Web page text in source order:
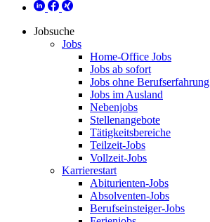
Jobsuche
Jobs
Home-Office Jobs
Jobs ab sofort
Jobs ohne Berufserfahrung
Jobs im Ausland
Nebenjobs
Stellenangebote
Tätigkeitsbereiche
Teilzeit-Jobs
Vollzeit-Jobs
Karrierestart
Abiturienten-Jobs
Absolventen-Jobs
Berufseinsteiger-Jobs